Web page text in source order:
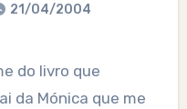
21/04/2004
do livro que
da Mónica que me